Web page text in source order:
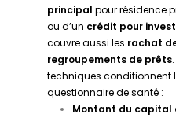
principal pour résidence
ou d’un crédit pour
couvre aussi les rachat
regroupements de prêts
techniques conditionnent
questionnaire de santé :
Montant du capital